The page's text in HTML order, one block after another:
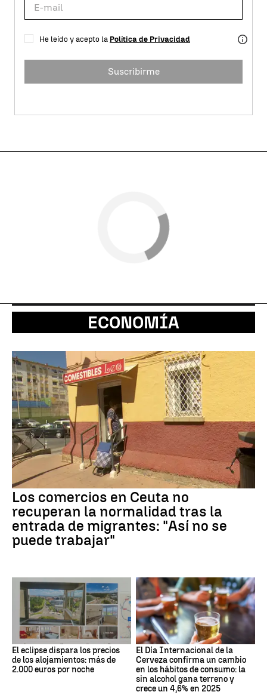
He leído y acepto la Política de Privacidad
Suscribirme
ECONOMÍA
Los comercios en Ceuta no
recuperan la normalidad tras la
entrada de migrantes: "Así no se
puede trabajar"
El eclipse dispara los precios
de los alojamientos: más de
2.000 euros por noche
El Día Internacional de la
Cerveza confirma un cambio
en los hábitos de consumo: la
sin alcohol gana terreno y
crece un 4,6% en 2025